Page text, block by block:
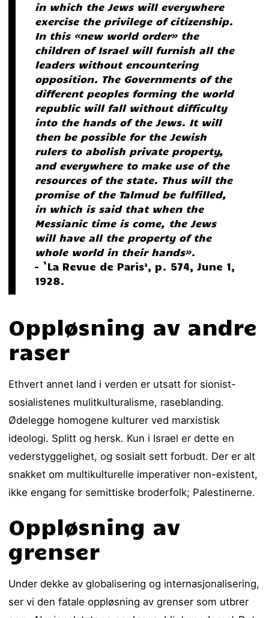
in which the Jews will everywhere
exercise the privilege of citizenship.
In this «new world order» the
children of Israel will furnish all the
leaders without encountering
opposition. The Governments of the
different peoples forming the world
republic will fall without difficulty
into the hands of the Jews. It will
then be possible for the Jewish
rulers to abolish private property,
and everywhere to make use of the
resources of the state. Thus will the
promise of the Talmud be fulfilled,
in which is said that when the
Messianic time is come, the Jews
will have all the property of the
whole world in their hands».
– `La Revue de Paris’, p. 574, June 1,
1928.
Oppløsning av andre
raser
Ethvert annet land i verden er utsatt for sionist-
sosialistenes mulitkulturalisme, raseblanding.
Ødelegge homogene kulturer ved marxistisk
ideologi. Splitt og hersk. Kun i Israel er dette en
vederstyggelighet, og sosialt sett forbudt. Der er alt
snakket om multikulturelle imperativer non-existent,
ikke engang for semittiske broderfolk; Palestinerne.
Oppløsning av
grenser
Under dekke av globalisering og internasjonalisering,
ser vi den fatale oppløsning av grenser som utbrer